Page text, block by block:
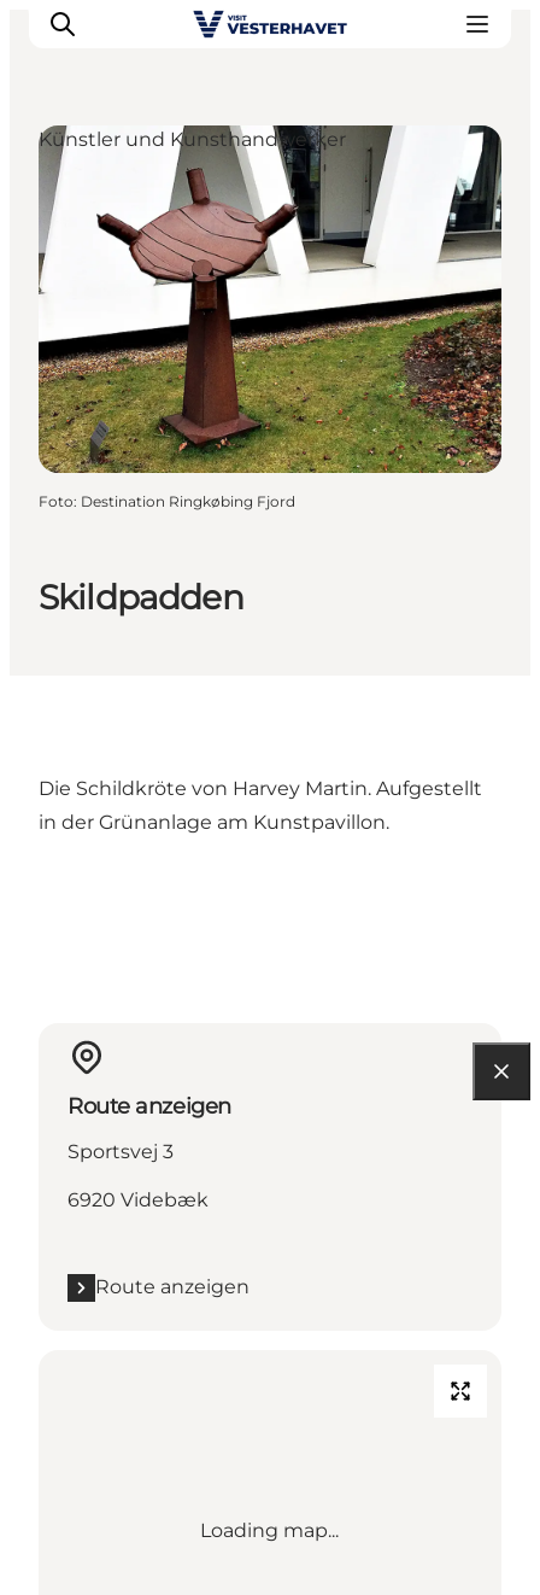
Events
Erlebnisse
Unsere Städte
Essen & Übernachtung
Tickets kaufen
Plane deine Reise
Skildpadden
Künstler und Kunsthandwerker
Foto: Destination Ringkøbing Fjord
Die Schildkröte von Harvey Martin. Aufgestellt
in der Grünanlage am Kunstpavillon.
Route anzeigen
Sportsvej 3
6920 Videbæk
Route anzeigen
Loading map...